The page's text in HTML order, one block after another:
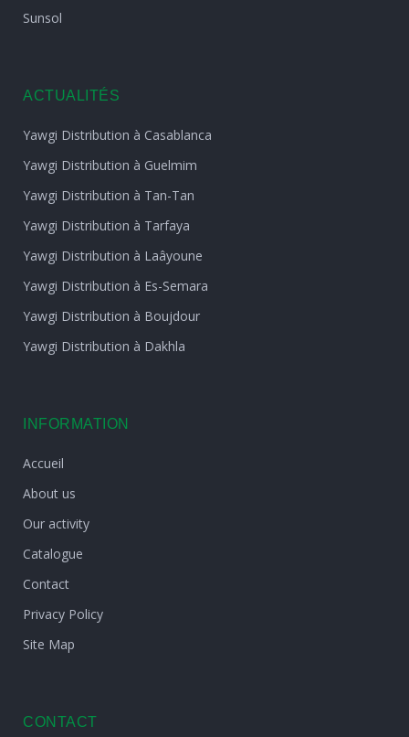
Sunsol
ACTUALITÉS
Yawgi Distribution à Casablanca
Yawgi Distribution à Guelmim
Yawgi Distribution à Tan-Tan
Yawgi Distribution à Tarfaya
Yawgi Distribution à Laâyoune
Yawgi Distribution à Es-Semara
Yawgi Distribution à Boujdour
Yawgi Distribution à Dakhla
INFORMATION
Accueil
About us
Our activity
Catalogue
Contact
Privacy Policy
Site Map
CONTACT